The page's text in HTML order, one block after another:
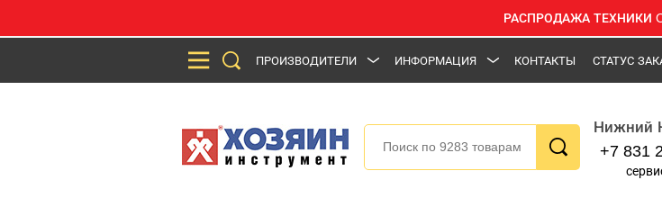
РАСПРОДАЖА ТЕХНИКИ
ПРОИЗВОДИТЕЛИ ИНФОРМАЦИЯ КОНТАКТЫ СТАТУС
Нижний
+7 831